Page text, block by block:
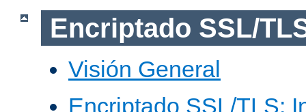
Encriptado SSL/
Visión General
Encriptado SSL/TLS: